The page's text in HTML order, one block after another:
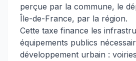
perçue par la commune, le
Île-de-France, par la région.
Cette taxe finance les
équipements publics
développement urbain :